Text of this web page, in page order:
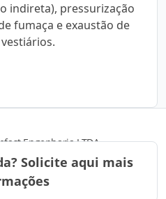
indireta), pressurização
fumaça e exaustão de
Engenharia LTDA.
Solicite aqui mais